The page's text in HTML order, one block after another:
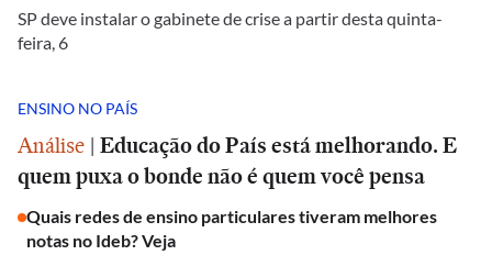
SP deve instalar o gabinete de crise a partir desta quinta-
feira, 6
ENSINO NO PAÍS
Análise | Educação do País está melhorando. E
quem puxa o bonde não é quem você pensa
Quais redes de ensino particulares tiveram melhores
notas no Ideb? Veja